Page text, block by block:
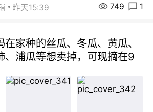
昨天15:39 749 1
家种的丝瓜、冬瓜、黄瓜、
、浦瓜等想卖掉，可现摘在9